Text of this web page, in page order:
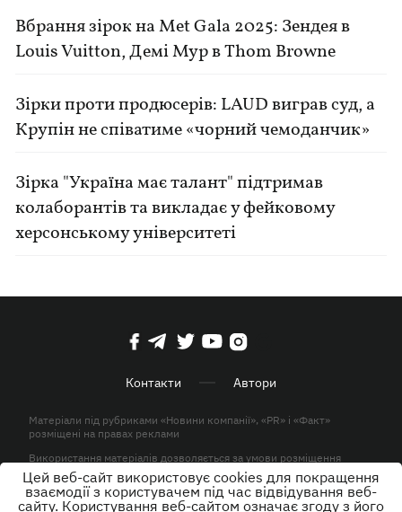
Вбрання зірок на Met Gala 2025: Зендея в
Louis Vuitton, Демі Мур в Thom Browne
Зірки проти продюсерів: LAUD виграв суд, а
Крупін не співатиме «чорний чемоданчик»
Зірка "Україна має талант" підтримав
колаборантів та викладає у фейковому
херсонському університеті
Контакти Автори
Матеріали під рубриками «Новини компанії», «PR» і «Факт»
розміщені на правах реклами
Використання матеріалів дозволяється за умови розміщення
активного гіперпосилання на KP.UA в першому абзаці.
© ТОВ «ЮЛАВ МЕДІА» 2026. Всі права захищені.
Цей веб-сайт використовує cookies для покращення
взаємодії з користувачем під час відвідування веб-
сайту. Користування веб-сайтом означає згоду з його